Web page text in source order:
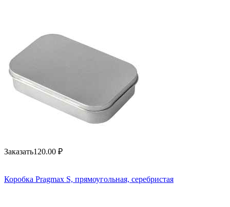
Заказать120.00 ₽
Коробка Pragmax S, прямоугольная, серебристая